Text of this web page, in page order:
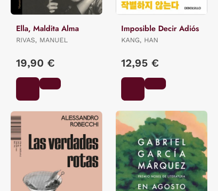
Ella, Maldita Alma
RIVAS, MANUEL
19,90 €
Imposible Decir Adiós
KANG, HAN
12,95 €